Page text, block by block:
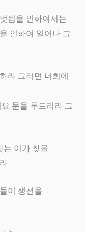
됨을 인하여서는
인하여 일어나 그
라 그러면 너희에
문을 두드리라 그
는 이가 찾을
이 생선을